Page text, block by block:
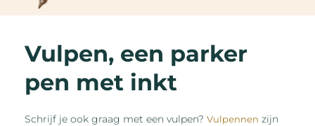
Vulpen, een parker
pen met inkt
Schrijf je ook graag met een vulpen?Vulpennen zijn